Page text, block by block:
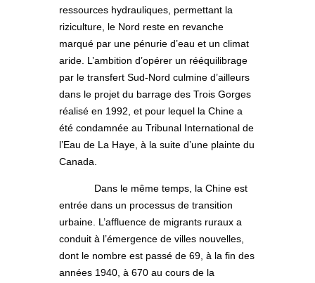
ressources hydrauliques, permettant la
riziculture, le Nord reste en revanche
marqué par une pénurie d’eau et un climat
aride. L’ambition d’opérer un rééquilibrage
par le transfert Sud-Nord culmine d’ailleurs
dans le projet du barrage des Trois Gorges
réalisé en 1992, et pour lequel la Chine a
été condamnée au Tribunal International de
l’Eau de La Haye, à la suite d’une plainte du
Canada.
Dans le même temps, la Chine est
entrée dans un processus de transition
urbaine. L’affluence de migrants ruraux a
conduit à l’émergence de villes nouvelles,
dont le nombre est passé de 69, à la fin des
années 1940, à 670 au cours de la